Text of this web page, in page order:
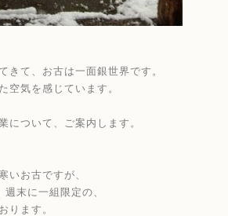
きて、お古は一面銀世界です。
空気を感じています。
について、ご案内します。
いお古ですが、
末に一組限定の、
ります。